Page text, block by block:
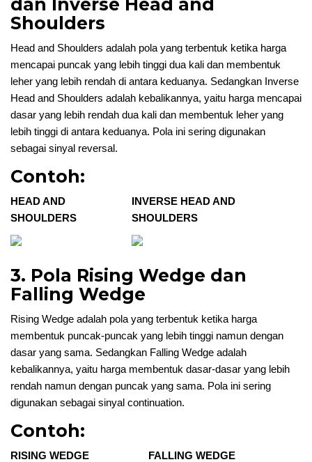
dan Inverse Head and
Shoulders
Head and Shoulders adalah pola yang terbentuk ketika harga
mencapai puncak yang lebih tinggi dua kali dan membentuk
leher yang lebih rendah di antara keduanya. Sedangkan Inverse
Head and Shoulders adalah kebalikannya, yaitu harga mencapai
dasar yang lebih rendah dua kali dan membentuk leher yang
lebih tinggi di antara keduanya. Pola ini sering digunakan
sebagai sinyal reversal.
Contoh:
HEAD AND
SHOULDERS
INVERSE HEAD AND
SHOULDERS
3. Pola Rising Wedge dan
Falling Wedge
Rising Wedge adalah pola yang terbentuk ketika harga
membentuk puncak-puncak yang lebih tinggi namun dengan
dasar yang sama. Sedangkan Falling Wedge adalah
kebalikannya, yaitu harga membentuk dasar-dasar yang lebih
rendah namun dengan puncak yang sama. Pola ini sering
digunakan sebagai sinyal continuation.
Contoh:
RISING WEDGE FALLING WEDGE